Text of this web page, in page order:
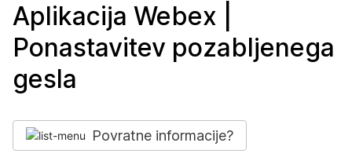
Aplikacija Webex |
Ponastavitev pozabljenega
gesla
Povratne informacije?